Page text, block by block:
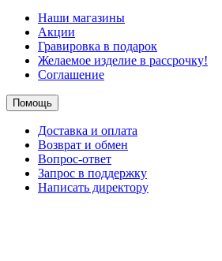
Наши магазины
Акции
Гравировка в подарок
Желаемое изделие в рассрочку!
Соглашение
Помощь
Доставка и оплата
Возврат и обмен
Вопрос-ответ
Запрос в поддержку
Написать директору